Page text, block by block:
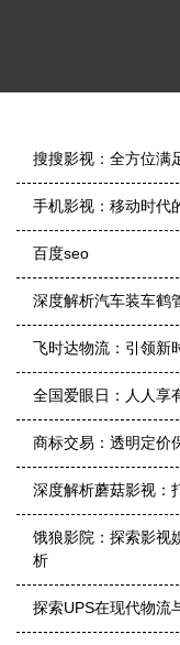
搜搜影视：全方位满
手机影视：移动时代
百度seo
深度解析汽车装车鹤
飞时达物流：引领新
全国爱眼日：人人享
商标交易：透明定价
深度解析蘑菇影视：
饿狼影院：探索影视
析
探索UPS在现代物流